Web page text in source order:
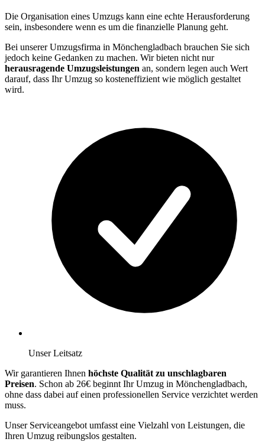
Die Organisation eines Umzugs kann eine echte Herausforderung
sein, insbesondere wenn es um die finanzielle Planung geht.
Bei unserer Umzugsfirma in Mönchengladbach brauchen Sie sich
jedoch keine Gedanken zu machen. Wir bieten nicht nur
herausragende Umzugsleistungen an, sondern legen auch Wert
darauf, dass Ihr Umzug so kosteneffizient wie möglich gestaltet
wird.
Unser Leitsatz
Wir garantieren Ihnen höchste Qualität zu unschlagbaren
Preisen. Schon ab 26€ beginnt Ihr Umzug in Mönchengladbach,
ohne dass dabei auf einen professionellen Service verzichtet werden
muss.
Unser Serviceangebot umfasst eine Vielzahl von Leistungen, die
Ihren Umzug reibungslos gestalten.